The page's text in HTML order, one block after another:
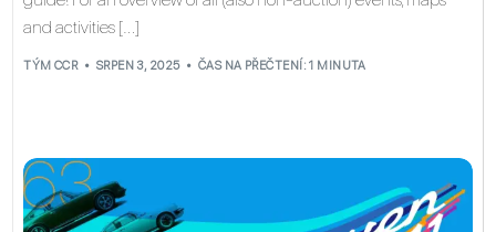
and activities […]
TÝM CCR SRPEN 3, 2025 ČAS NA PŘEČTENÍ: 1 MINUTA